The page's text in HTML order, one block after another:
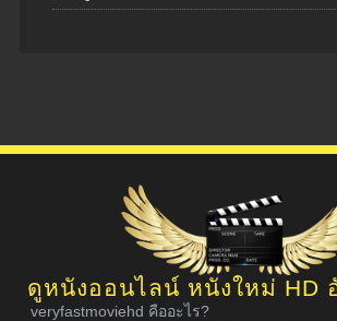
ดูหนังออนไลน์ หนังใหม่ HD
veryfastmoviehd คืออะไร?